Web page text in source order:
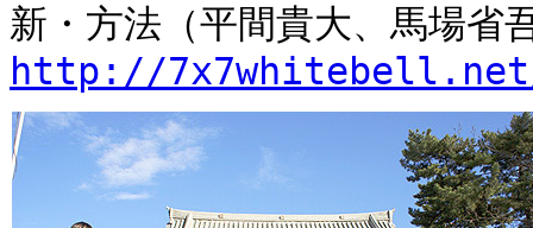
新・方法（平間貴大、馬場省
http://7x7whitebell.net/